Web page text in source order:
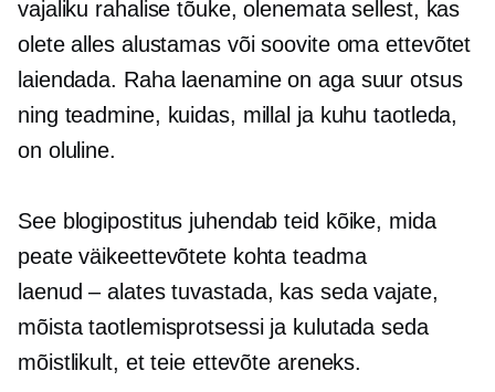
vajaliku rahalise tõuke, olenemata sellest, kas
olete alles alustamas või soovite oma ettevõtet
laiendada. Raha laenamine on aga suur otsus
ning teadmine, kuidas, millal ja kuhu taotleda,
on oluline.
See blogipostitus juhendab teid kõike, mida
peate väikeettevõtete kohta teadma
laenud – alatestuvastada, kas seda vajate,
mõista taotlemisprotsessi ja kulutada seda
mõistlikult, et teie ettevõte areneks.